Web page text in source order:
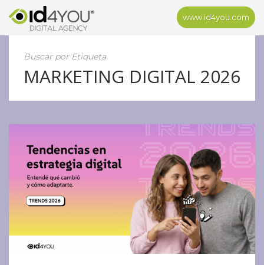
www.id4you.com
Buscar por Etiqueta
MARKETING DIGITAL 2026